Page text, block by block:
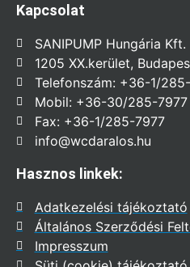
Kapcsolat
SANIPUMP Hungária Kft.
1205 XX.kerület,
Telefonszám: +36-1/
Mobil: +36-30/285-7977
Fax: +36-1/285-7977
info@wcdaralos.hu
Hasznos linkek:
Adatkezelési tájékoztató
Általános Szerződési
Impresszum